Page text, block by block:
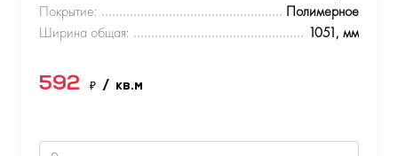
Покрытие:
Полимерное
Ширина общая:
1051, мм
592 ₽ / кв.м